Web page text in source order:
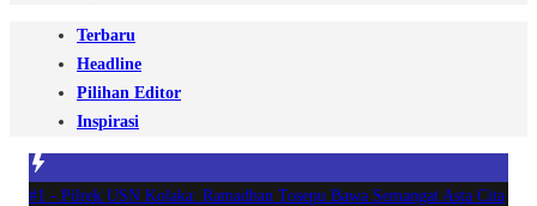
Terbaru
Headline
Pilihan Editor
Inspirasi
#1 - Pilrek USN Kolaka: Ramadhan Tosepu Bawa Semangat Asta Cita